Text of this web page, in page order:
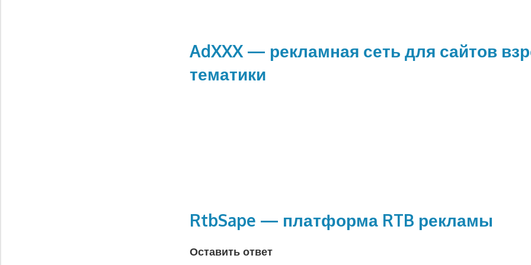
AdXXX — рекламная сеть для сайтов
тематики
RtbSape — платформа RTB рекламы
Оставить ответ